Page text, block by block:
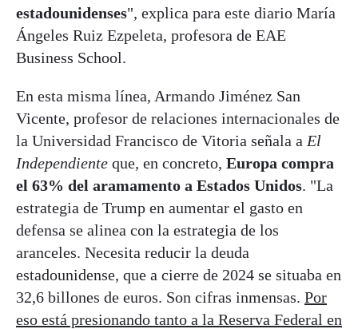
estadounidenses", explica para este diario María
Ángeles Ruiz Ezpeleta, profesora de EAE
Business School.
En esta misma línea, Armando Jiménez San
Vicente, profesor de relaciones internacionales de
la Universidad Francisco de Vitoria señala a El
Independiente que, en concreto, Europa compra
el 63% del aramamento a Estados Unidos. "La
estrategia de Trump en aumentar el gasto en
defensa se alinea con la estrategia de los
aranceles. Necesita reducir la deuda
estadounidense, que a cierre de 2024 se situaba en
32,6 billones de euros. Son cifras inmensas. Por
eso está presionando tanto a la Reserva Federal en